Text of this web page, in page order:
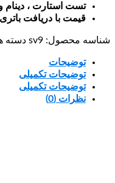
تست استارت ، دینام
قیمت با دریافت
شناسه محصول: sv9 دسته
توضیحات
توضیحات تکمیلی
توضیحات تکمیلی
نظرات (0)